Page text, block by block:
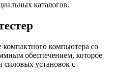
каталогов.
компьютера со
обеспечением, которое
силовых установок с